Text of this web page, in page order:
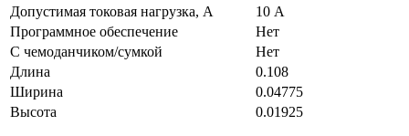
Допустимая токовая нагрузка, А
10 А
Программное обеспечение
Нет
С чемоданчиком/сумкой
Нет
Длина
0.108
Ширина
0.04775
Высота
0.01925